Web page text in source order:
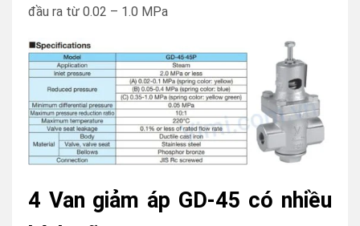
đầu ra từ 0.02 – 1.0 MPa
4 Van giảm áp GD-45 có nhiều